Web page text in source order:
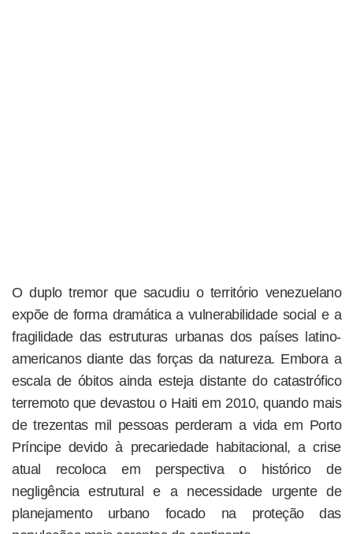
O duplo tremor que sacudiu o território venezuelano
expõe de forma dramática a vulnerabilidade social e a
fragilidade das estruturas urbanas dos países latino-
americanos diante das forças da natureza. Embora a
escala de óbitos ainda esteja distante do catastrófico
terremoto que devastou o Haiti em 2010, quando mais
de trezentas mil pessoas perderam a vida em Porto
Príncipe devido à precariedade habitacional, a crise
atual recoloca em perspectiva o histórico de
negligência estrutural e a necessidade urgente de
planejamento urbano focado na proteção das